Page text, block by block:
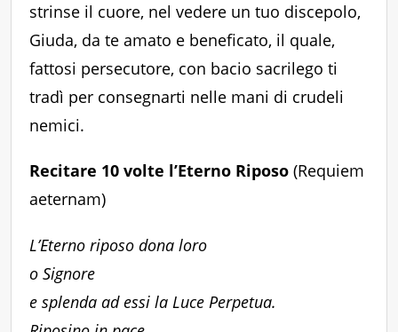
strinse il cuore, nel vedere un tuo discepolo,
Giuda, da te amato e beneficato, il quale,
fattosi persecutore, con bacio sacrilego ti
tradì per consegnarti nelle mani di crudeli
nemici.
Recitare 10 volte l’Eterno Riposo (Requiem
aeternam)
L’Eterno riposo dona loro
o Signore
e splenda ad essi la Luce Perpetua.